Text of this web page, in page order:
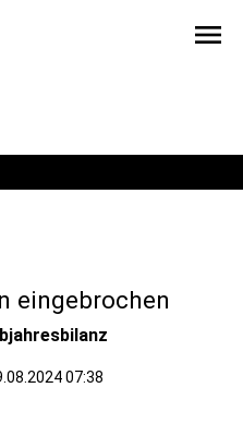
menu
eingebrochen
07:38